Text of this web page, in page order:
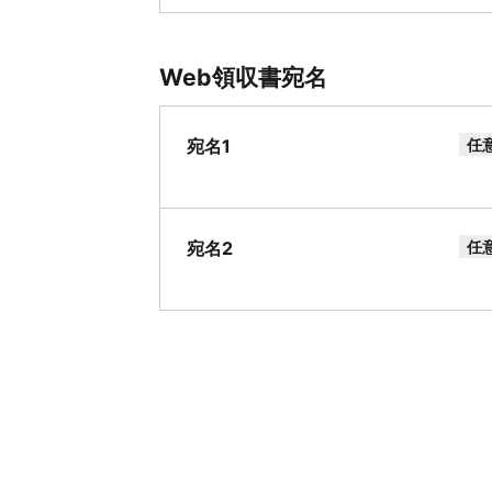
Web領収書宛名
宛名1 任
宛名2 任